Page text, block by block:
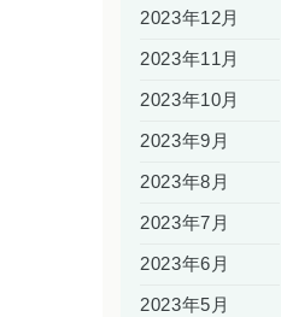
2023年12月
2023年11月
2023年10月
2023年9月
2023年8月
2023年7月
2023年6月
2023年5月